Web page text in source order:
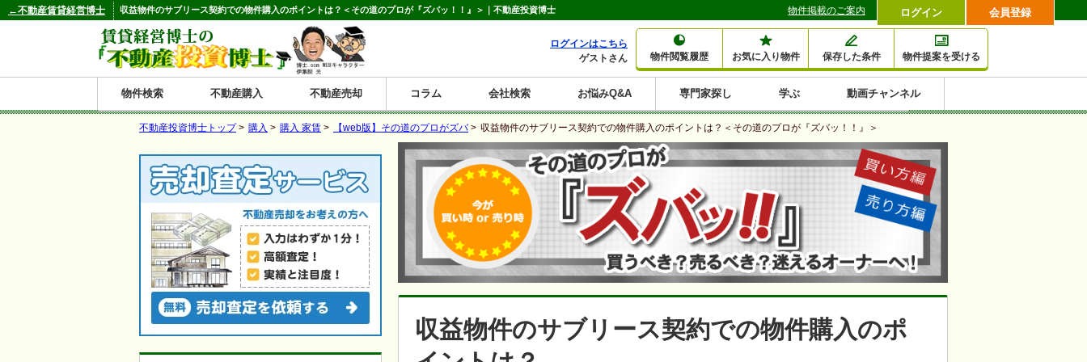
収益物件のサブリース契約での物件購入のポイントは？＜その道のプロが『ズバッ！！』＞｜不動産投資博士
物件閲覧履歴 お気に入り物件 保存した条件 物件提案を受ける
ログインはこちら
ゲストさん
物件検索
青森
秋田
岩手
宮城
山形
福島
東京
埼玉
神奈川
千葉
茨城
栃木
群馬
新潟
富山
石川
福井
長野
山梨
静岡
愛知
岐阜
三重
大阪
兵庫
京都
滋賀
奈良
和歌山
鳥取
岡山
島根
広島
山口
香川
徳島
愛媛
高知
福岡
佐賀
長崎
熊本
大分
宮崎
鹿児島
沖縄 投資マンション
一棟売りアパート
一棟売りマンション
一棟売りビル
店舗・事務所
賃貸併用住宅
戸建賃貸
土地
新築住宅
工場・倉庫
ホテルペンション 利回り7%以上
利回り8%以上
利回り9%以上
利回り10%以上
利回り11%以上
利回り12%以上
利回り13%以上
利回り14%以上
利回り15%以上
利回り16%以上 10%以上アパート投
現況満室で安心物件
1,000万円以下小額投
人気の築浅・新築物
早い者勝ち東京23区
不動産購入 不動産売却 コラム
購入コラム
売却コラム
大家さんコラム
賃貸経営コラム
会社検索 お悩みQ&A 専門家探し 学ぶ
セミナー情報検索
空室対策
滞納・退去
賃貸管理
土地活用
相続・税金
金融・保険
口コミ
動画チャンネル
ログイン 会員登録
物件掲載のご案内
←不動産賃貸経営博士
不動産投資博士トップ> 購入 > 購入 家賃 > 【web版】その道のプロがズバ> 収益物件のサブリース契約での物件購入のポイントは？＜その道のプロが『ズバッ！！』＞
収益物件のサブリース契約での物件購入のポ